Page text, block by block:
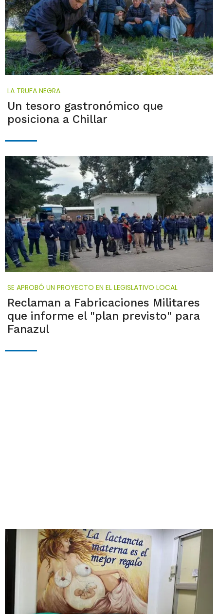
LA TRUFA NEGRA
Un tesoro gastronómico que
posiciona a Chillar
SE APROBÓ UN PROYECTO EN EL LEGISLATIVO LOCAL
Reclaman a Fabricaciones Militares
que informe el "plan previsto" para
Fanazul